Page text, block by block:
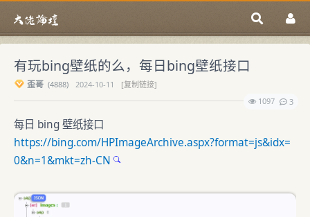
有玩bing壁纸的么，每日bing壁纸接口
歪哥 (4888) 2024-10-11
[复制链接]
1097
3
每日 bing 壁纸接口
https://bing.com/HPImageArchive.aspx?format=js&idx=
0&n=1&mkt=zh-CN